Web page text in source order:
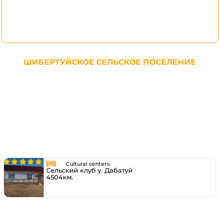
ШИБЕРТУЙСКОЕ СЕЛЬСКОЕ ПОСЕЛЕНИЕ
Cultural centers
Сельский клуб у. Дабатуй
4504км.